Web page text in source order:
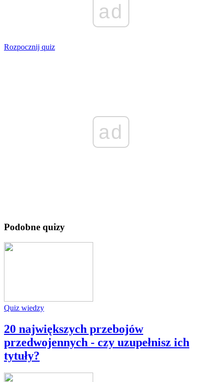
ad
Rozpocznij quiz
ad
Podobne quizy
Quiz wiedzy
20 największych przebojów
przedwojennych - czy uzupełnisz ich
tytuły?